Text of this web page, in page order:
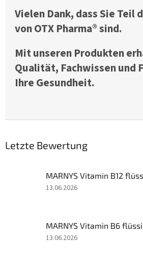
Vielen Dank, dass Sie Teil
von OTX Pharma® sind.
Mit unseren Produkten
Qualität, Fachwissen und
Ihre Gesundheit.
Letzte Bewertung
MARNYS Vitamin B12
Die
von
5
13.06.2026
MARNYS Vitamin B6
Die
13.06.2026